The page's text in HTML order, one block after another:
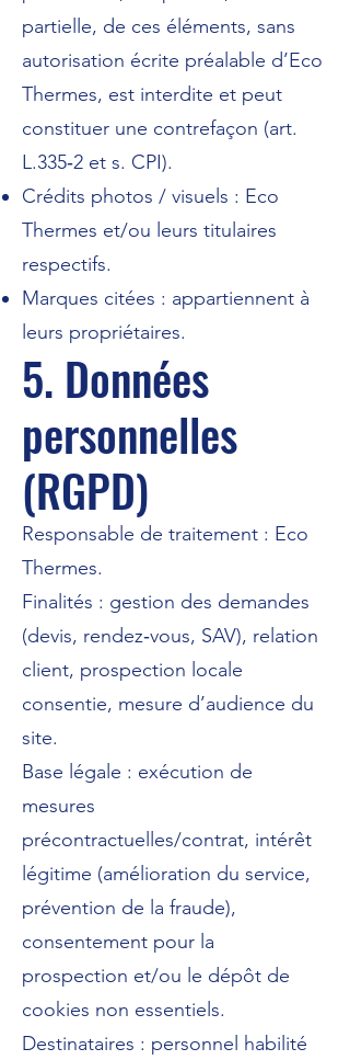
partielle, de ces éléments, sans
autorisation écrite préalable d’Eco
Thermes, est interdite et peut
constituer une contrefaçon (art.
L.335‑2 et s. CPI).
Crédits photos / visuels : Eco
Thermes et/ou leurs titulaires
respectifs.
Marques citées : appartiennent à
leurs propriétaires.
5. Données
personnelles
(RGPD)
Responsable de traitement : Eco
Thermes.
Finalités : gestion des demandes
(devis, rendez‑vous, SAV), relation
client, prospection locale
consentie, mesure d’audience du
site.
Base légale : exécution de
mesures
précontractuelles/contrat, intérêt
légitime (amélioration du service,
prévention de la fraude),
consentement pour la
prospection et/ou le dépôt de
cookies non essentiels.
Destinataires : personnel habilité